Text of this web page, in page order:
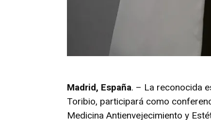
Madrid, España. – La reconocida
Toribio, participará como
Medicina Antienvejecimiento y